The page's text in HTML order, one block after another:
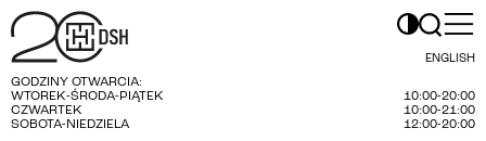
ENGLISH
GODZINY OTWARCIA:
WTOREK-ŚRODA-PIĄTEK
10:00-20:00
CZWARTEK
10:00-21:00
SOBOTA-NIEDZIELA
12:00-20:00